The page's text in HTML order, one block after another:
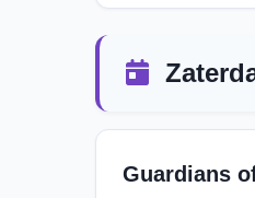
Guardians